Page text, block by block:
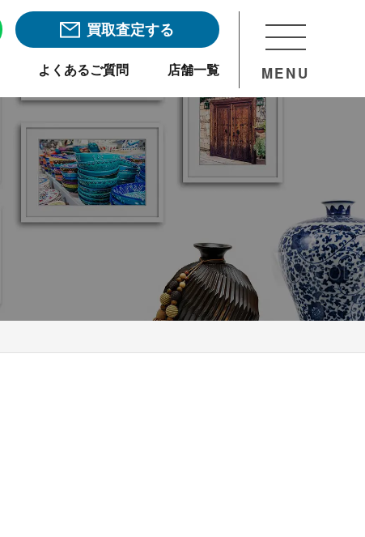
買取査定する
よくあるご質問 店舗一覧 MENU